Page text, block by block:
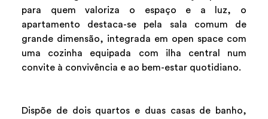
para quem valoriza o espaço e a luz, o
apartamento destaca-se pela sala comum de
grande dimensão, integrada em open space com
uma cozinha equipada com ilha central num
convite à convivência e ao bem-estar quotidiano.
Dispõe de dois quartos e duas casas de banho,